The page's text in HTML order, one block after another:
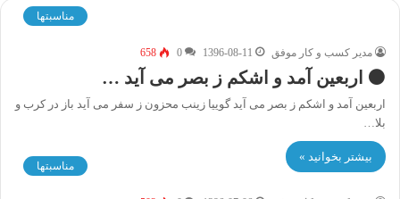
مناسبتها
مدیر کسب و کار موفق 1396-08-11
0
658
⚫️ اربعین آمد و اشکم ز بصر می آید …
اربعین آمد و اشکم ز بصر می آید گوییا زینب محزون ز سفر می آید باز در کرب و
بلا…
بیشتر بخوانید »
مناسبتها